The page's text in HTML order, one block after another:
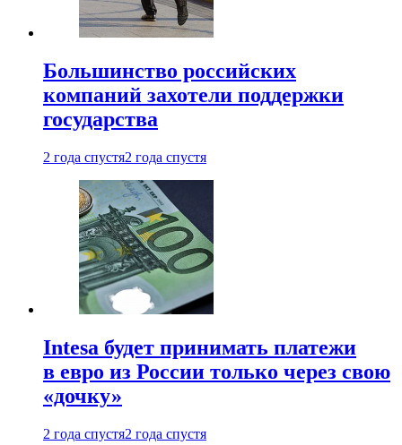
Большинство российских
компаний захотели поддержки
государства
2 года спустя2 года спустя
Intesa будет принимать платежи
в евро из России только через свою
«дочку»
2 года спустя2 года спустя